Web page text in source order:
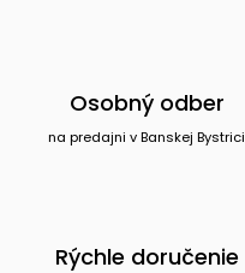
Osobný odber
na predajni v Banskej Bystrici
Rýchle doručenie